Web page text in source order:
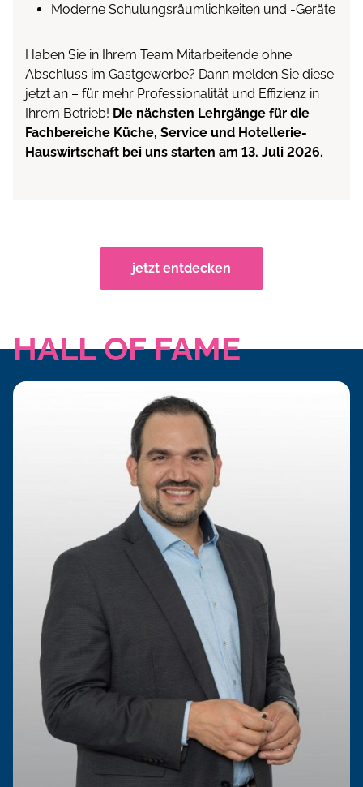
Moderne Schulungsräumlichkeiten und -Geräte
Haben Sie in Ihrem Team Mitarbeitende ohne
Abschluss im Gastgewerbe? Dann melden Sie diese
jetzt an – für mehr Professionalität und Effizienz in
Ihrem Betrieb! Die nächsten Lehrgänge für die
Fachbereiche Küche, Service und Hotellerie-
Hauswirtschaft bei uns starten am 13. Juli 2026.
jetzt entdecken
HALL OF FAME